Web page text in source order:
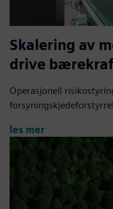
Skalering av
drive
Operasjonell
les mer